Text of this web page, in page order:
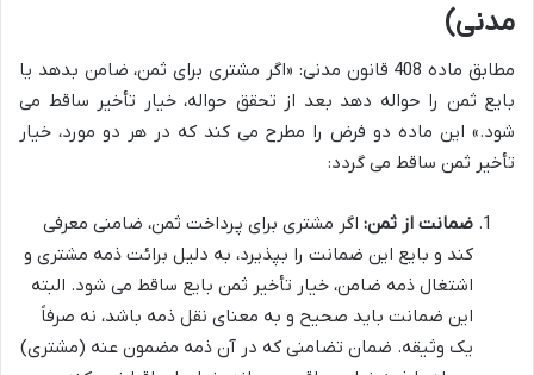
مدنی)
مطابق ماده 408 قانون مدنی: «اگر مشتری برای ثمن، ضامن بدهد یا
بایع ثمن را حواله دهد بعد از تحقق حواله، خیار تأخیر ساقط می
شود.» این ماده دو فرض را مطرح می کند که در هر دو مورد، خیار
تأخیر ثمن ساقط می گردد:
ضمانت از ثمن: اگر مشتری برای پرداخت ثمن، ضامنی معرفی
کند و بایع این ضمانت را بپذیرد، به دلیل برائت ذمه مشتری و
اشتغال ذمه ضامن، خیار تأخیر ثمن بایع ساقط می شود. البته
این ضمانت باید صحیح و به معنای نقل ذمه باشد، نه صرفاً
یک وثیقه. ضمان تضامنی که در آن ذمه مضمون عنه (مشتری)